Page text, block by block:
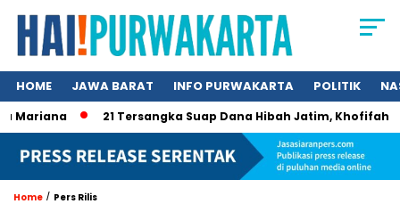
HOME JAWA BARAT INFO PURWAKARTA POLITIK
21 Tersangka Suap Dana Hibah Jatim, Khofifah Kini
Home / Pers Rilis